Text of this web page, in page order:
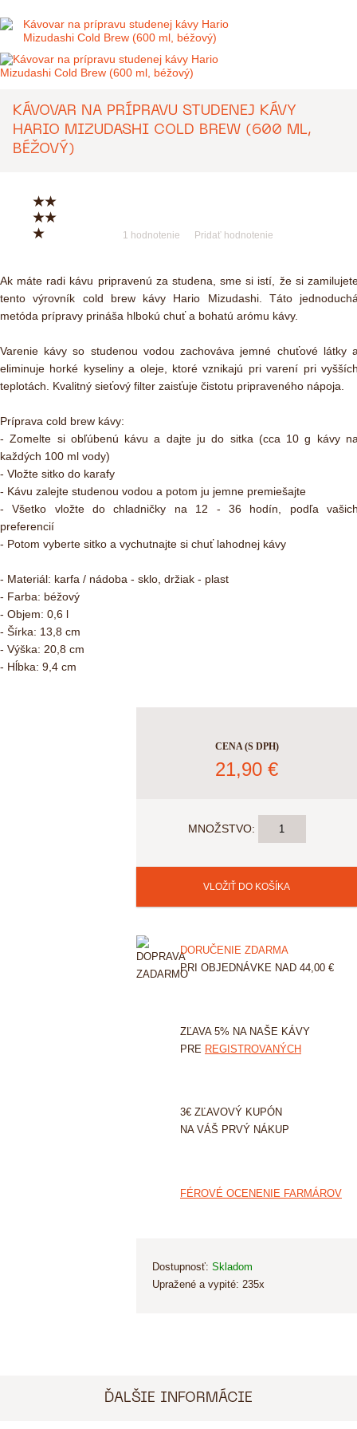
KÁVOVAR NA PRÍPRAVU STUDENEJ KÁVY
HARIO MIZUDASHI COLD BREW (600 ML,
BÉŽOVÝ)
★★
★★
★
1 hodnotenie Pridať hodnotenie
Ak máte radi kávu pripravenú za studena, sme si istí, že si
tento výrovník cold brew kávy Hario Mizudashi. Táto
metóda prípravy prináša hlbokú chuť a bohatú arómu kávy.
Varenie kávy so studenou vodou zachováva jemné chuťové látky
eliminuje horké kyseliny a oleje, ktoré vznikajú pri varení pri
teplotách. Kvalitný sieťový filter zaisťuje čistotu pripraveného nápoja.
Príprava cold brew kávy:
- Zomelte si obľúbenú kávu a dajte ju do sitka (cca 10 g kávy
každých 100 ml vody)
- Vložte sitko do karafy
- Kávu zalejte studenou vodou a potom ju jemne premiešajte
- Všetko vložte do chladničky na 12 - 36 hodín, podľa
preferencií
- Potom vyberte sitko a vychutnajte si chuť lahodnej kávy
- Materiál: karfa / nádoba - sklo, držiak - plast
- Farba: béžový
- Objem: 0,6 l
- Šírka: 13,8 cm
- Výška: 20,8 cm
- Hĺbka: 9,4 cm
CENA (S DPH)
21,90 €
MNOŽSTVO:
DORUČENIE ZDARMA
PRI OBJEDNÁVKE NAD 44,00 €
ZĽAVA 5% NA NAŠE KÁVY
PRE REGISTROVANÝCH
3€ ZĽAVOVÝ KUPÓN
NA VÁŠ PRVÝ NÁKUP
FÉROVÉ OCENENIE FARMÁROV
Dostupnosť: Skladom
Upražené a vypité: 235x
ĎALŠIE INFORMÁCIE